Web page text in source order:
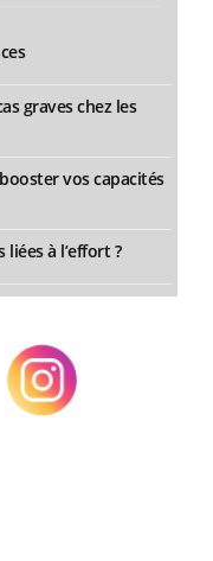
graves chez les
vos capacités
à l’effort ?